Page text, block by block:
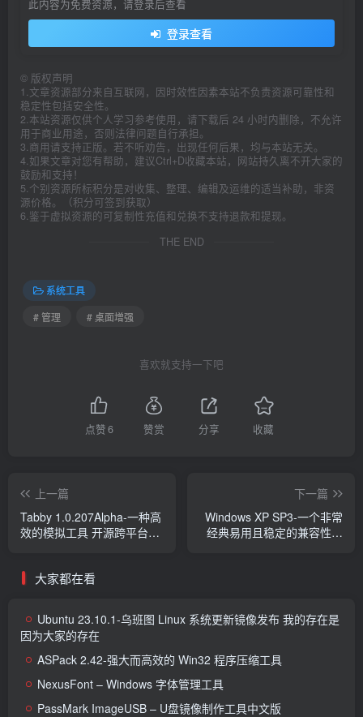
此内容为免费资源，请登录后查看
登录查看
© 版权声明
1.文章资源部分来自互联网，因时效性因素本站不负责资源可靠性和
稳定性包括安全性。
2.本站资源仅供个人学习参考使用，请下载后 24 小时内删除，不允许
用于商业用途，否则法律问题自行承担。
3.商用请支持正版。若不听劝告，出现任何后果，均与本站无关。
4.如果文章对您有帮助，建议Ctrl+D收藏本站，网站持久离不开大家的
鼓励和支持！
5.个别资源所标积分是对收集、整理、编辑及运维的适当补助，非资
源价格。（积分可签到获取）
6.鉴于虚拟资源的可复制性充值和兑换不支持退款和提现。
THE END
系统工具
# 管理
# 桌面增强
喜欢就支持一下吧
点赞6 赞赏 分享 收藏
上一篇
Tabby 1.0.207Alpha-一种高
效的模拟工具 开源跨平台终
下一篇
Windows XP SP3-一个非常
经典易用且稳定的兼容性操
大家都在看
Ubuntu 23.10.1-乌班图 Linux 系统更新镜像发布 我的存在是
因为大家的存在
ASPack 2.42-强大而高效的 Win32 程序压缩工具
NexusFont – Windows 字体管理工具
PassMark ImageUSB – U盘镜像制作工具中文版